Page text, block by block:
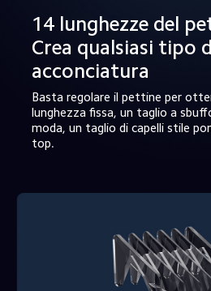
14 lunghezze del
Crea qualsiasi tipo
acconciatura
Basta regolare il pettine per
lunghezza fissa, un taglio a
moda, un taglio di capelli stile
top.